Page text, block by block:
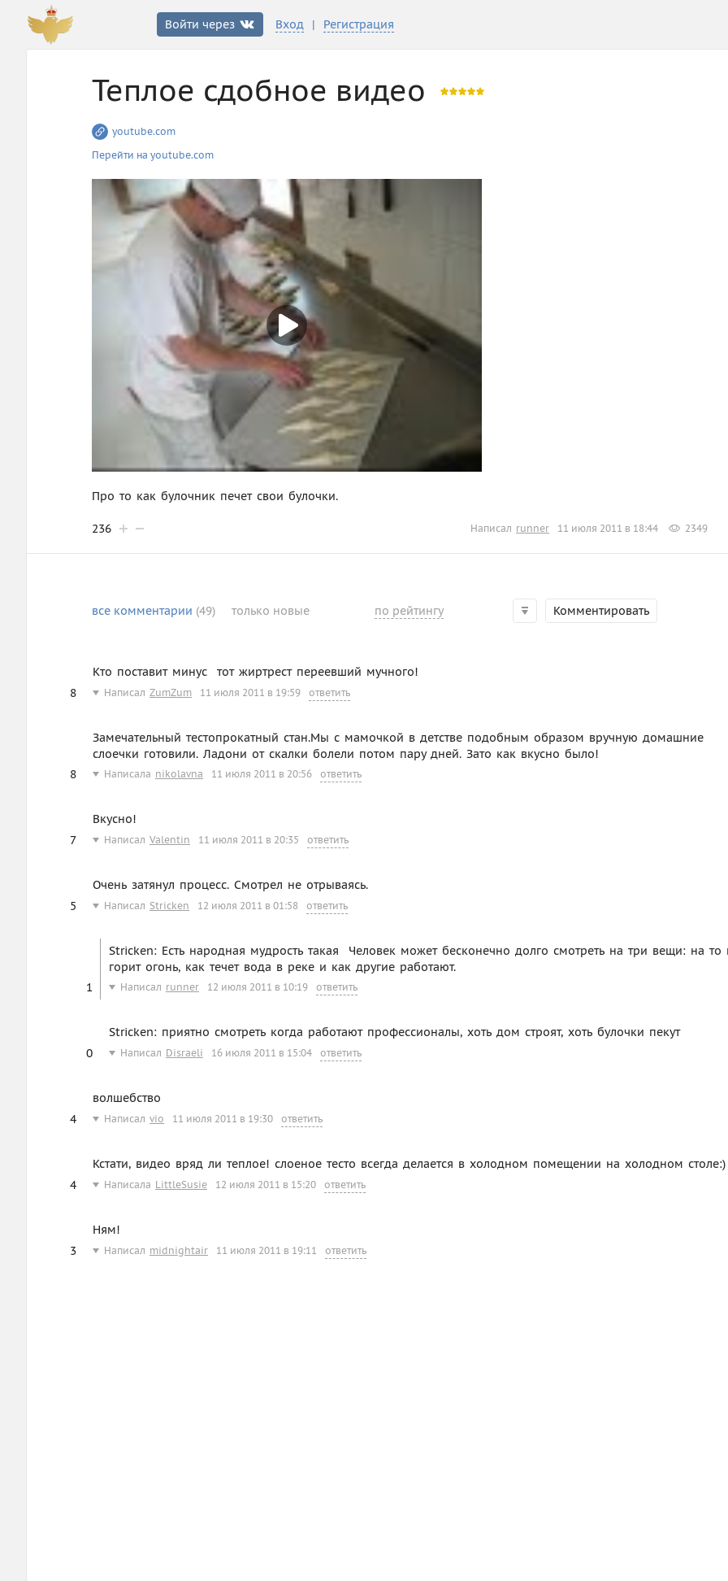
Войти через Вход | Регистрация
Теплое сдобное видео
youtube.com
Перейти на youtube.com
Про то как булочник печет свои булочки.
Написал runner 11 июля 2011 в 18:44
236 2349
все комментарии (49) только новые по рейтингу Комментировать
Кто поставит минус  тот жиртрест переевший мучного!
8
Написал ZumZum 11 июля 2011 в 19:59 ответить
Замечательный тестопрокатный стан.Мы с мамочкой в детстве подобным образом вручную домашние
слоечки готовили. Ладони от скалки болели потом пару дней. Зато как вкусно было!
8
Написала nikolavna 11 июля 2011 в 20:56 ответить
Вкусно!
7
Написал Valentin 11 июля 2011 в 20:35 ответить
Очень затянул процесс. Смотрел не отрываясь.
5
Написал Stricken 12 июля 2011 в 01:58 ответить
Stricken: Есть народная мудрость такая  Человек может бесконечно долго смотреть на три вещи: на то
горит огонь, как течет вода в реке и как другие работают.
1
Написал runner 12 июля 2011 в 10:19 ответить
Stricken: приятно смотреть когда работают профессионалы, хоть дом строят, хоть булочки пекут
0
Написал Disraeli 16 июля 2011 в 15:04 ответить
волшебство
4
Написал vio 11 июля 2011 в 19:30 ответить
Кстати, видео вряд ли теплое! слоеное тесто всегда делается в холодном помещении на холодном столе:)
4
Написала LittleSusie 12 июля 2011 в 15:20 ответить
Ням!
3
Написал midnightair 11 июля 2011 в 19:11 ответить